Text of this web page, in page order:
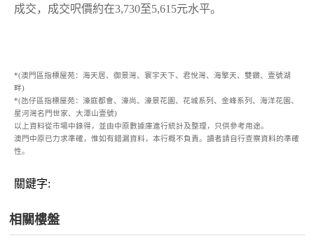
成交，成交呎價約在3,730至5,615元水平。
*(澳門區指標屋苑：海天居、御景灣、寰宇天下、君悅灣、海擎天、雙鑽、壹號湖
畔)
*(氹仔區指標屋苑：濠庭都會、濠尚、濠景花園、花城系列、金峰系列、海洋花園、
星河灣名門世家、大潭山壹號)
以上資料從市場中錄得，並由中原數據庫進行統計及整理，只供參考用途。
澳門中原已力求準確，惟如有錯漏資料，本行概不負責。讀者請自行查察資料的準確
性。
關鍵字:
相關樓盤